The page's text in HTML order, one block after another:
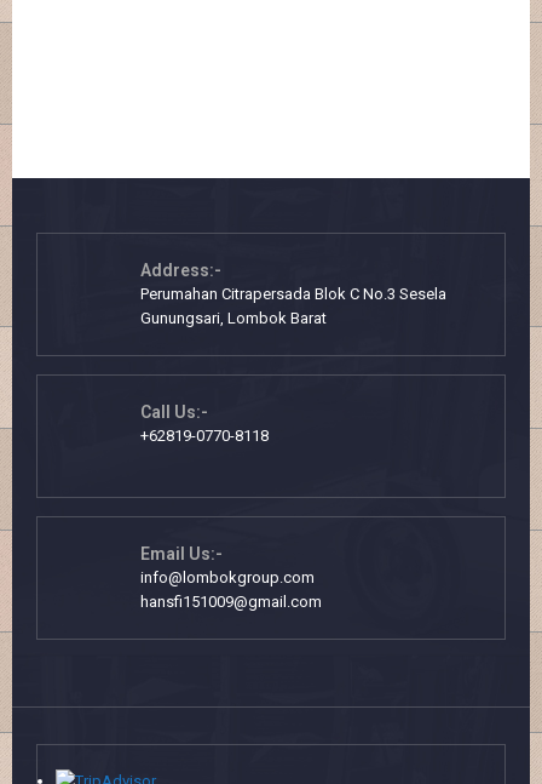
Address:-
Perumahan Citrapersada Blok C No.3 Sesela
Gunungsari, Lombok Barat
Call Us:-
+62819-0770-8118
Email Us:-
info@lombokgroup.com
hansfi151009@gmail.com